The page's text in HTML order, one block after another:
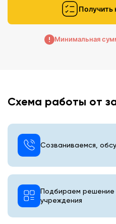
Получить
Минимальная
Схема работы от
Созваниваемся,
Подбираем решение
учреждения